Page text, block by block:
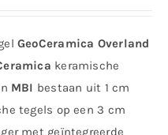
GeoCeramica Overland
keramische
MBI bestaan uit 1 cm
tegels op een 3 cm
met geïntegreerde